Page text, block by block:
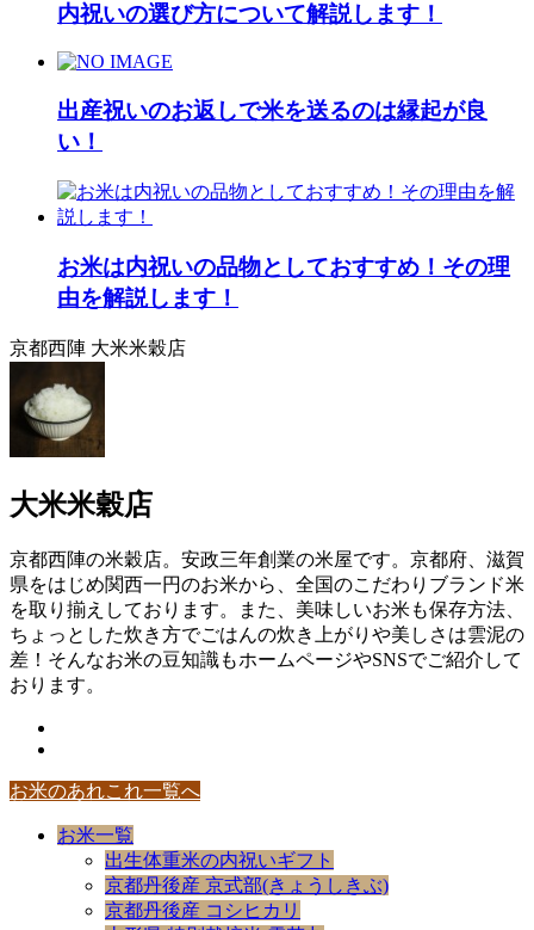
内祝いの選び方について解説します！
出産祝いのお返しで米を送るのは縁起が良
い！
お米は内祝いの品物としておすすめ！その理
由を解説します！
京都西陣 大米米穀店
大米米穀店
京都西陣の米穀店。安政三年創業の米屋です。京都府、滋賀
県をはじめ関西一円のお米から、全国のこだわりブランド米
を取り揃えしております。また、美味しいお米も保存方法、
ちょっとした炊き方でごはんの炊き上がりや美しさは雲泥の
差！そんなお米の豆知識もホームページやSNSでご紹介して
おります。
お米のあれこれ一覧へ
お米一覧
出生体重米の内祝いギフト
京都丹後産 京式部(きょうしきぶ)
京都丹後産 コシヒカリ